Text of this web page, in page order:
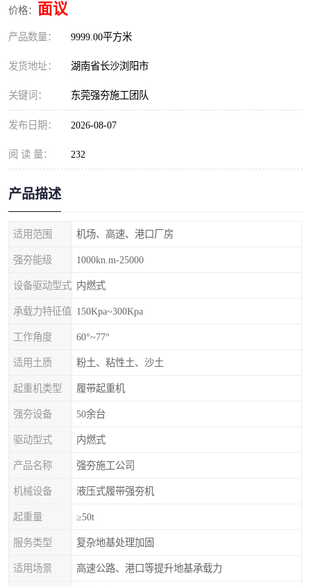
价格： 面议
产品数量： 9999.00平方米
发货地址： 湖南省长沙浏阳市
关键词： 东莞强夯施工团队
发布日期： 2026-08-07
阅 读 量： 232
产品描述
适用范围 机场、高速、港口厂房
强夯能级 1000kn.m-25000
设备驱动型式 内燃式
承载力特征值 150Kpa~300Kpa
工作角度 60°~77°
适用土质 粉土、粘性土、沙土
起重机类型 履带起重机
强夯设备 50余台
驱动型式 内燃式
产品名称 强夯施工公司
机械设备 液压式履带强夯机
起重量 ≥50t
服务类型 复杂地基处理加固
适用场景 高速公路、港口等提升地基承载力